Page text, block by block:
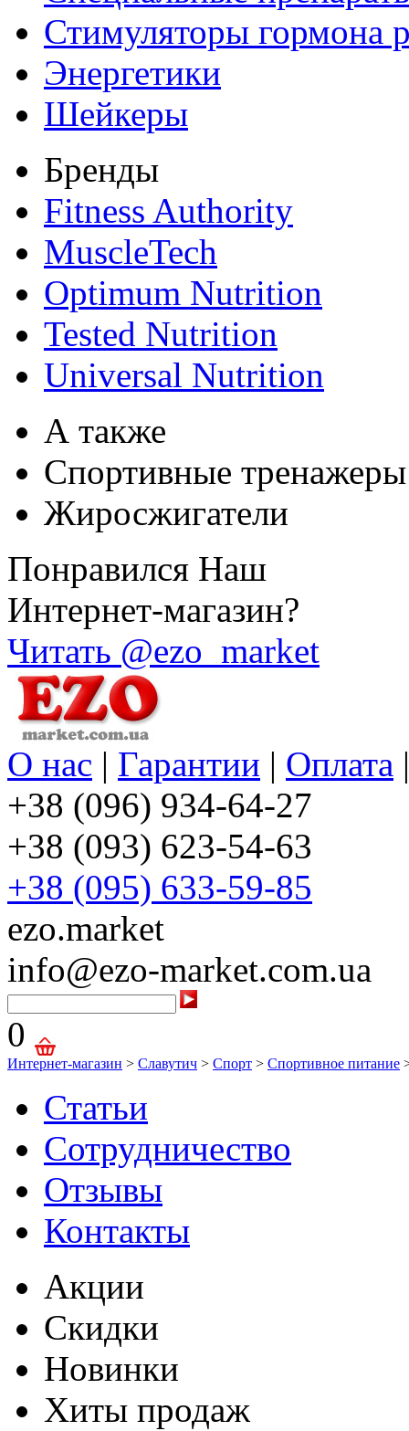
Стимуляторы гормона
Энергетики
Шейкеры
Бренды
Fitness Authority
MuscleTech
Optimum Nutrition
Tested Nutrition
Universal Nutrition
А также
Спортивные тренажеры
Жиросжигатели
Понравился Наш
Интернет-магазин?
Читать @ezo_market
О нас | Гарантии | Оплата
+38 (096) 934-64-27
+38 (093) 623-54-63
+38 (095) 633-59-85
ezo.market
info@ezo-market.com.ua
0
Интернет-магазин > Славутич > Спорт > Спортивное питание
Статьи
Сотрудничество
Отзывы
Контакты
Акции
Скидки
Новинки
Хиты продаж